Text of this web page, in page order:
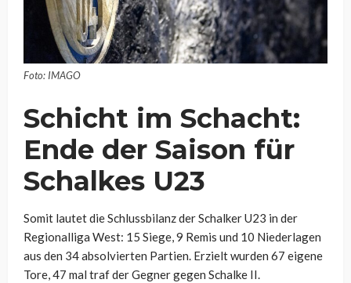
Foto: IMAGO
Schicht im Schacht:
Ende der Saison für
Schalkes U23
Somit lautet die Schlussbilanz der Schalker U23 in der
Regionalliga West: 15 Siege, 9 Remis und 10 Niederlagen
aus den 34 absolvierten Partien. Erzielt wurden 67 eigene
Tore, 47 mal traf der Gegner gegen Schalke II.